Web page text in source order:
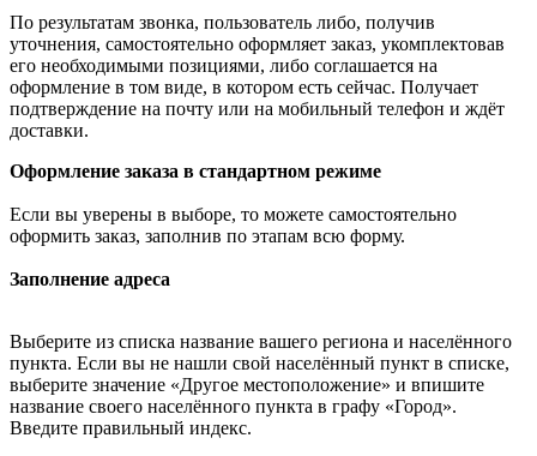
По результатам звонка, пользователь либо, получив
уточнения, самостоятельно оформляет заказ, укомплектовав
его необходимыми позициями, либо соглашается на
оформление в том виде, в котором есть сейчас. Получает
подтверждение на почту или на мобильный телефон и ждёт
доставки.
Оформление заказа в стандартном режиме
Если вы уверены в выборе, то можете самостоятельно
оформить заказ, заполнив по этапам всю форму.
Заполнение адреса
Выберите из списка название вашего региона и населённого
пункта. Если вы не нашли свой населённый пункт в списке,
выберите значение «Другое местоположение» и впишите
название своего населённого пункта в графу «Город».
Введите правильный индекс.